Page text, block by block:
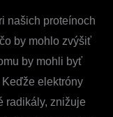
našich proteínoch
by mohlo zvýšiť
by mohli byť
elektróny
radikály, znižuje